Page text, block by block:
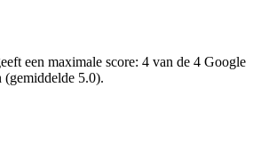
een maximale score: 4 van de 4 Google
(gemiddelde 5.0).